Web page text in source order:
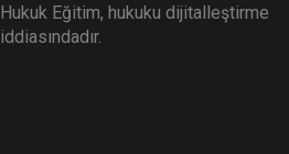
Hukuk Eğitim, hukuku dijitalleştirme
iddiasındadır.